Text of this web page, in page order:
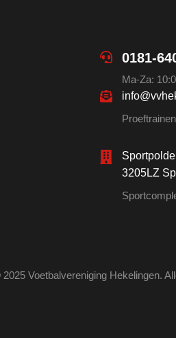
0181-
Ma-Za:
3205LZ
Voetbalvereniging Hekelingen.